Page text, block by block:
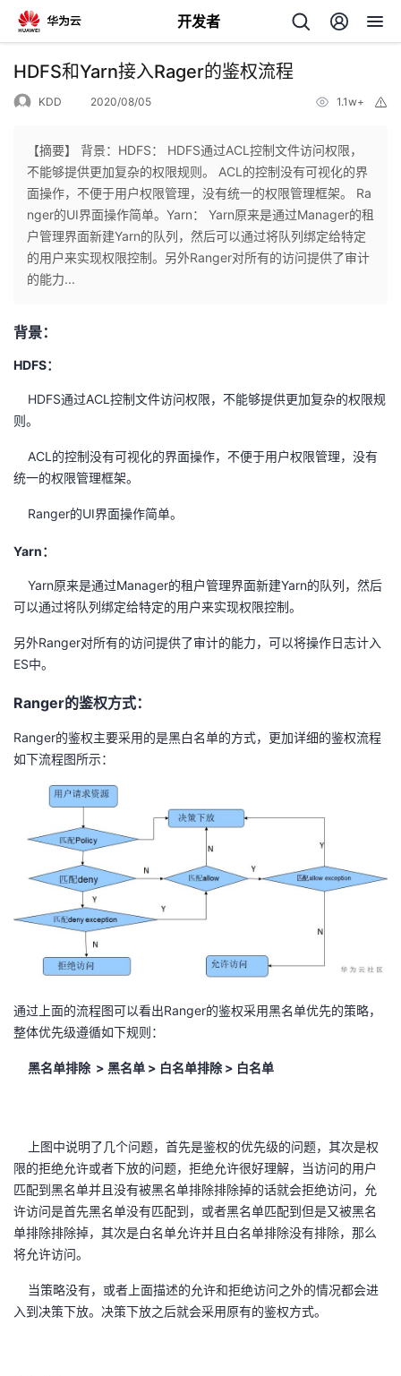
开发者
返
个
人
我
开
者
我
的
博
客
我
的
论
坛
我
的
圈
我
的
播
我
活
的
我
者
我
程
认
证
的
实
验
我
的
收
藏
Programs
的
支
持
我
声
建
议
HDFS和Yarn接入Rager的鉴权流程
KDD 2020/08/05 1.1w+
【摘要】 背景：HDFS： HDFS通过ACL控制文件访问权限，
不能够提供更加复杂的权限规则。 ACL的控制没有可视化的界
面操作，不便于用户权限管理，没有统一的权限管理框架。 Ra
nger的UI界面操作简单。Yarn： Yarn原来是通过Manager的租
户管理界面新建Yarn的队列，然后可以通过将队列绑定给特定
的用户来实现权限控制。另外Ranger对所有的访问提供了审计
的能力...
背景：
HDFS：
HDFS通过ACL控制文件访问权限，不能够提供更加复杂的权限规
则。
ACL的控制没有可视化的界面操作，不便于用户权限管理，没有
统一的权限管理框架。
Ranger的UI界面操作简单。
Yarn：
Yarn原来是通过Manager的租户管理界面新建Yarn的队列，然后
可以通过将队列绑定给特定的用户来实现权限控制。
另外Ranger对所有的访问提供了审计的能力，可以将操作日志计入
ES中。
Ranger的鉴权方式：
Ranger的鉴权主要采用的是黑白名单的方式，更加详细的鉴权流程
如下流程图所示：
通过上面的流程图可以看出Ranger的鉴权采用黑名单优先的策略，
整体优先级遵循如下规则：
黑名单排除 > 黑名单 > 白名单排除 > 白名单
上图中说明了几个问题，首先是鉴权的优先级的问题，其次是权
限的拒绝允许或者下放的问题，拒绝允许很好理解，当访问的用户
匹配到黑名单并且没有被黑名单排除排除掉的话就会拒绝访问，允
许访问是首先黑名单没有匹配到，或者黑名单匹配到但是又被黑名
单排除排除掉，其次是白名单允许并且白名单排除没有排除，那么
将允许访问。
当策略没有，或者上面描述的允许和拒绝访问之外的情况都会进
入到决策下放。决策下放之后就会采用原有的鉴权方式。